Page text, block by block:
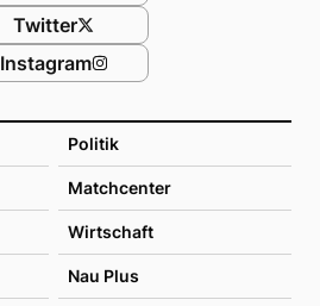
Politik
Matchcenter
Wirtschaft
Nau Plus
Twitter
Instagram